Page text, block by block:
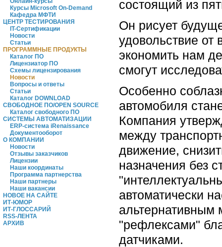
Курсы Microsoft On-Demand
Кафедра МФТИ
ЦЕНТР ТЕСТИРОВАНИЯ
IT-Сертификации
Новости
Статьи
ПРОГРАММНЫЕ ПРОДУКТЫ
Каталог ПО
Лицензиатор ПО
Схемы лицензирования
Новости
Вопросы и ответы
Статьи
Каталог DOWNLOAD
СВОБОДНОЕ ПО/OPEN SOURCE
Каталог свободного ПО
СИСТЕМЫ АВТОМАТИЗАЦИИ
ERP-система iRenaissance
Документооборот
О КОМПАНИИ
Новости
Отзывы заказчиков
Лицензии
Наши координаты
Программа партнерства
Наши партнеры
Наши вакансии
НОВОЕ НА САЙТЕ
ИТ-ЮМОР
ИТ-ГЛОССАРИЙ
RSS-ЛЕНТА
АРХИВ
состоящий из
Он рисует
удовольствие от
экономить нам
смогут
Особенно
автомобиля
Компания
между
движение,
назначения без
автоматически
"рефлексами"
датчиками.